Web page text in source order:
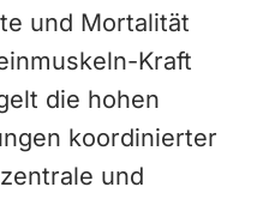
und Mortalität
Kraft
die hohen
koordinierter
und